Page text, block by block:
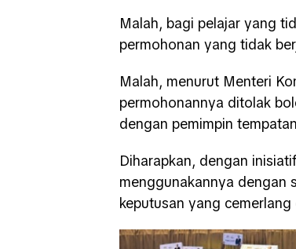
Malah, bagi pelajar yang
permohonan yang tidak
Malah, menurut Menteri
permohonannya ditolak
dengan pemimpin
Diharapkan, dengan
menggunakannya dengan
keputusan yang